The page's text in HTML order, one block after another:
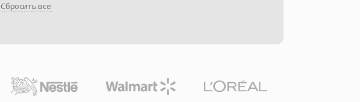
Сбросить все